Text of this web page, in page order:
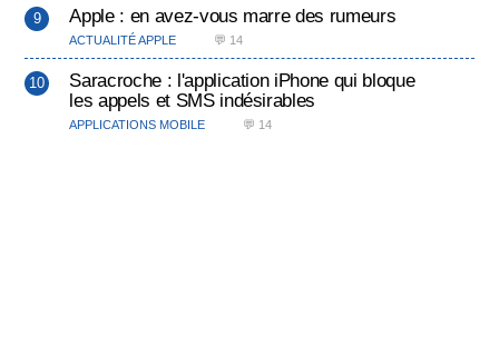
Apple : en avez-vous marre des rumeurs
ACTUALITÉ APPLE 💬 14
Saracroche : l'application iPhone qui bloque
les appels et SMS indésirables
APPLICATIONS MOBILE 💬 14